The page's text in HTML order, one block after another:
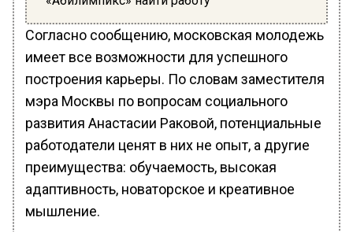
Согласно сообщению, московская молодежь
имеет все возможности для успешного
построения карьеры. По словам заместителя
мэра Москвы по вопросам социального
развития Анастасии Раковой, потенциальные
работодатели ценят в них не опыт, а другие
преимущества: обучаемость, высокая
адаптивность, новаторское и креативное
мышление.